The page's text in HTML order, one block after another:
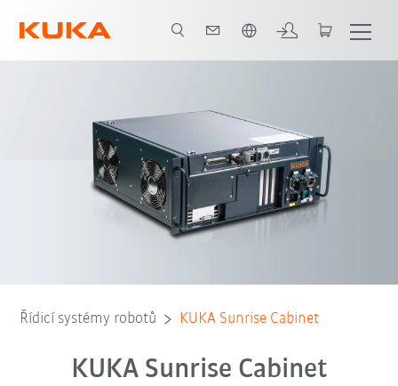
Řídicí systémy robotů KUKA Sunrise Cabinet
KUKA Sunrise Cabinet